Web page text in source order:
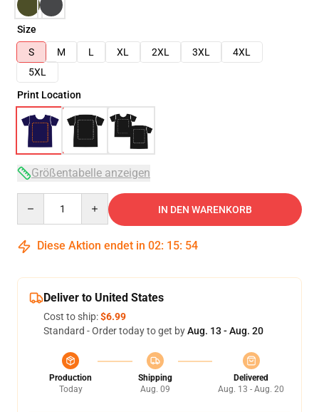
Size
S
M L XL 2XL 3XL
4XL
5XL
Print Location
Größentabelle anzeigen
IN DEN WARENKORB
Diese Aktion endet in 02: 15: 54
Deliver to United States
Cost to ship:$6.99
Standard - Order today to get byAug. 13 - Aug. 20
Production
Today
Shipping
Aug. 09
Delivered
Aug. 13 - Aug. 20